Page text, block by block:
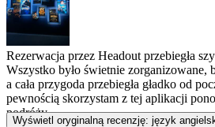
Rezerwacja przez Headout przebiegła
Wszystko było świetnie zorganizowane,
a cała przygoda przebiegła gładko od
pewnością skorzystam z tej aplikacji
podróży.
Wyświetl oryginalną recenzję: język